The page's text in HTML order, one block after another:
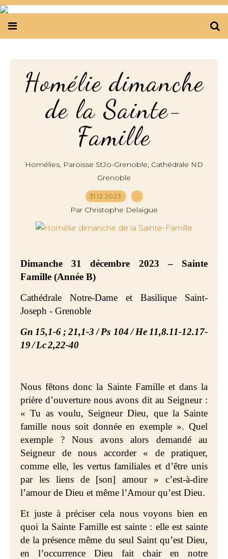
Homélie dimanche
de la Sainte-
Famille
Homélies, Paroisse StJo-Grenoble, Cathédrale ND
Grenoble
31.12.2023 …
Par Christophe Delaigue
Dimanche 31 décembre 2023 – Sainte
Famille (Année B)
Cathédrale Notre-Dame et Basilique Saint-
Joseph - Grenoble
Gn 15,1-6; 21,1-3 / Ps 104 / He 11,8.11-12.17-
19/Lc2,22-40
Nous fêtons donc la Sainte Famille et dans la
prière d’ouverture nous avons dit au Seigneur :
« Tu as voulu, Seigneur Dieu, que la Sainte
famille nous soit donnée en exemple ». Quel
exemple ? Nous avons alors demandé au
Seigneur de nous accorder « de pratiquer,
comme elle, les vertus familiales et d’être unis
par les liens de [son] amour » c’est-à-dire
l’amour de Dieu et même l’Amour qu’est Dieu.
Et juste à préciser cela nous voyons bien en
quoi la Sainte Famille est sainte : elle est sainte
de la présence même du seul Saint qu’est Dieu,
en l’occurrence Dieu fait chair en notre